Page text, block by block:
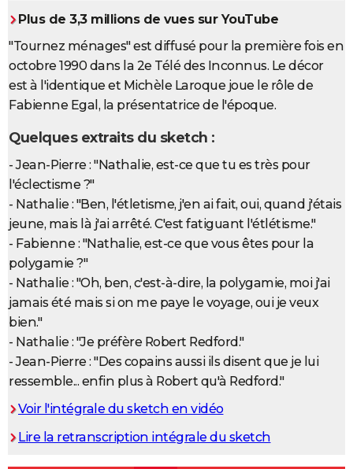
Destinations
City break
Voyage nature
Voyage de noces
Forum
Climat
+PHOTO
GUIDES D'ACHAT
BONS PLANS
CARTE DE VOEUX
Carte de Noël
Carte Bonne année
Carte Saint-Valentin
Carte Pâques
Carte d'anniversaire
DICTIONNAIRE
PROGRAMME TV
COPAINS D'AVANT
S'inscrire
Se connecter
Lycées
Collèges
Primaires
Universités
Entreprises
Service militaire
Avis de recherche
AVIS DE DÉCÈS
FORUM
Bricolage
Lifestyle
Culture
Sport
Auto
Television
Voyage
Cinema
Plus de 3,3 millions de vues sur YouTube
"Tournez ménages" est diffusé pour la première fois en
octobre 1990 dans la 2e Télé des Inconnus. Le décor
est à l'identique et Michèle Laroque joue le rôle de
Fabienne Egal, la présentatrice de l'époque.
Quelques extraits du sketch :
- Jean-Pierre : "Nathalie, est-ce que tu es très pour
l'éclectisme ?"
- Nathalie : "Ben, l'étletisme, j'en ai fait, oui, quand j'étais
jeune, mais là j'ai arrêté. C'est fatiguant l'étlétisme."
- Fabienne : "Nathalie, est-ce que vous êtes pour la
polygamie ?"
- Nathalie : "Oh, ben, c'est-à-dire, la polygamie, moi j'ai
jamais été mais si on me paye le voyage, oui je veux
bien."
- Nathalie : "Je préfère Robert Redford."
- Jean-Pierre : "Des copains aussi ils disent que je lui
ressemble... enfin plus à Robert qu'à Redford."
Voir l'intégrale du sketch en vidéo
Lire la retranscription intégrale du sketch